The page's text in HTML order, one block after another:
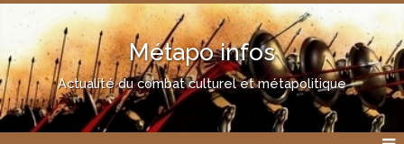
Métapo infos
Actualité du combat culturel et métapolitique